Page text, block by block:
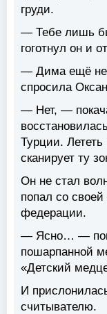
груди.
— Тебе лишь
гоготнул он и
— Дима ещё не
спросила
— Нет, —
Турции.
сканирует ту
Он не стал
попал со своей
федерации.
— Ясно… —
пошарпанной
«Детский
И
считывателю.